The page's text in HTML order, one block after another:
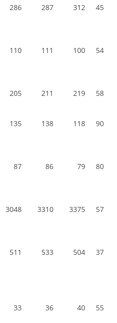
286 287 312 45
110 111 100 54
205 211 219 58
135 138 118 90
87 86 79 80
3048 3310 3375 57
511 533 504 37
33 36 40 55